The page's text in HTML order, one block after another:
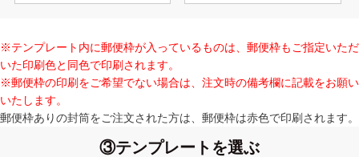
※テンプレート内に郵便枠が入っているものは、郵便枠もご指定いただ
いた印刷色と同色で印刷されます。
※郵便枠の印刷をご希望でない場合は、注文時の備考欄に記載をお願い
いたします。
郵便枠ありの封筒をご注文された方は、郵便枠は赤色で印刷されます。
③テンプレートを選ぶ